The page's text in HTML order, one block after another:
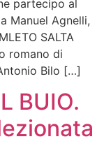
partecipo al
Manuel Agnelli,
SALTA
romano di
Bilo […]
BUIO.